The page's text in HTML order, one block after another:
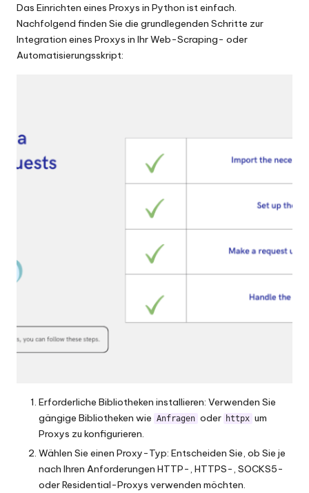
Das Einrichten eines Proxys in Python ist einfach.
Nachfolgend finden Sie die grundlegenden Schritte zur
Integration eines Proxys in Ihr Web-Scraping- oder
Automatisierungsskript:
Erforderliche Bibliotheken installieren: Verwenden Sie
gängige Bibliotheken wie Anfragen oder httpx um
Proxys zu konfigurieren.
Wählen Sie einen Proxy-Typ: Entscheiden Sie, ob Sie je
nach Ihren Anforderungen HTTP-, HTTPS-, SOCKS5-
oder Residential-Proxys verwenden möchten.